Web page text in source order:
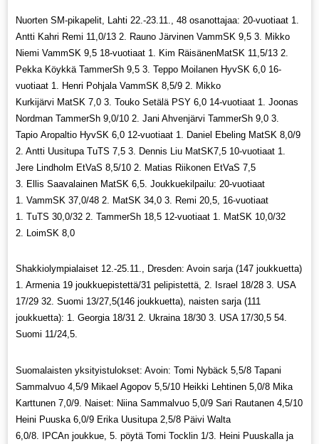
Nuorten SM-pikapelit, Lahti 22.-23.11., 48 osanottajaa: 20-vuotiaat 1.
Antti Kahri Remi 11,0/13 2. Rauno Järvinen VammSK 9,5 3. Mikko
Niemi VammSK 9,5 18-vuotiaat 1. Kim RäisänenMatSK 11,5/13 2.
Pekka Köykkä TammerSh 9,5 3. Teppo Moilanen HyvSK 6,0 16-
vuotiaat 1. Henri Pohjala VammSK 8,5/9 2. Mikko
Kurkijärvi MatSK 7,0 3. Touko Setälä PSY 6,0 14-vuotiaat 1. Joonas
Nordman TammerSh 9,0/10 2. Jani Ahvenjärvi TammerSh 9,0 3.
Tapio Aropaltio HyvSK 6,0 12-vuotiaat 1. Daniel Ebeling MatSK 8,0/9
2. Antti Uusitupa TuTS 7,5 3. Dennis Liu MatSK7,5 10-vuotiaat 1.
Jere Lindholm EtVaS 8,5/10 2. Matias Riikonen EtVaS 7,5
3. Ellis Saavalainen MatSK 6,5. Joukkuekilpailu: 20-vuotiaat
1. VammSK 37,0/48 2. MatSK 34,0 3. Remi 20,5, 16-vuotiaat
1. TuTS 30,0/32 2. TammerSh 18,5 12-vuotiaat 1. MatSK 10,0/32
2. LoimSK 8,0
Shakkiolympialaiset 12.-25.11., Dresden: Avoin sarja (147 joukkuetta)
1. Armenia 19 joukkuepistettä/31 pelipistettä, 2. Israel 18/28 3. USA
17/29 32. Suomi 13/27,5(146 joukkuetta), naisten sarja (111
joukkuetta): 1. Georgia 18/31 2. Ukraina 18/30 3. USA 17/30,5 54.
Suomi 11/24,5.
Suomalaisten yksityistulokset: Avoin: Tomi Nybäck 5,5/8 Tapani
Sammalvuo 4,5/9 Mikael Agopov 5,5/10 Heikki Lehtinen 5,0/8 Mika
Karttunen 7,0/9. Naiset: Niina Sammalvuo 5,0/9 Sari Rautanen 4,5/10
Heini Puuska 6,0/9 Erika Uusitupa 2,5/8 Päivi Walta
6,0/8. IPCAn joukkue, 5. pöytä Tomi Tocklin 1/3. Heini Puuskalla ja